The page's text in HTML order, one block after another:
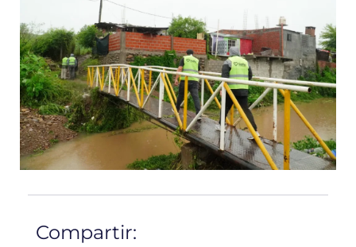
Compartir: